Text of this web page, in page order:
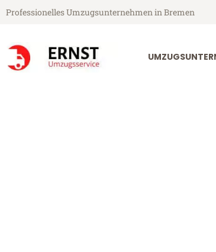
Professionelles Umzugsunternehmen in Bremen